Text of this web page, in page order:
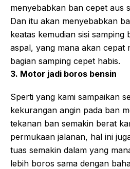
menyebabkan ban cepet aus
Dan itu akan menyebabkan
keatas kemudian sisi samping
aspal, yang mana akan cepat
bagian samping cepet habis.
3. Motor jadi boros bensin
Sperti yang kami sampaikan
kekurangan angin pada ban
tekanan ban semakin berat
permukaan jalanan, hal ini
tuas semakin dalam yang
lebih boros sama dengan